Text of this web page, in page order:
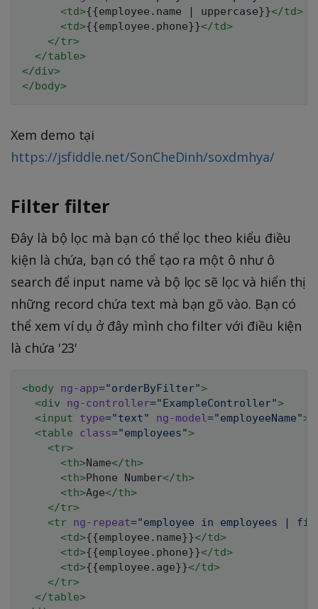
<td>{{employee.name | uppercase}}</td>
<td>{{employee.phone}}</td>
</tr>
</table>
</div>
</body>
Xem demo tại
https://jsfiddle.net/SonCheDinh/soxdmhya/
Filter filter
Đây là bộ lọc mà bạn có thể lọc theo kiểu điều
kiện là chứa, bạn có thể tạo ra một ô như ô
search để input name và bộ lọc sẽ lọc và hiển thị
những record chứa text mà bạn gõ vào. Bạn có
thể xem ví dụ ở đây mình cho filter với điều kiện
là chứa '23'
<body ng-app="orderByFilter">
<div ng-controller="ExampleController">
<input type="text" ng-model="employeeName">
<table class="employees">
<tr>
<th>Name</th>
<th>Phone Number</th>
<th>Age</th>
</tr>
<tr ng-repeat="employee in employees |
<td>{{employee.name}}</td>
<td>{{employee.phone}}</td>
<td>{{employee.age}}</td>
</tr>
</table>